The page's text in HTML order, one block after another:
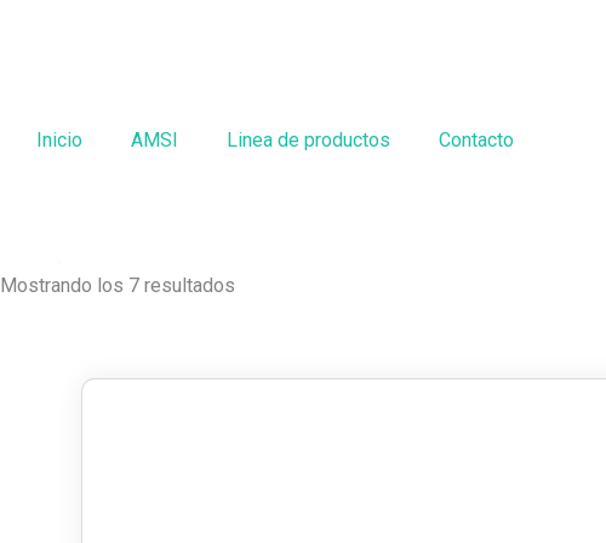
Inicio AMSI Linea de productos Contacto
Mostrando los 7 resultados